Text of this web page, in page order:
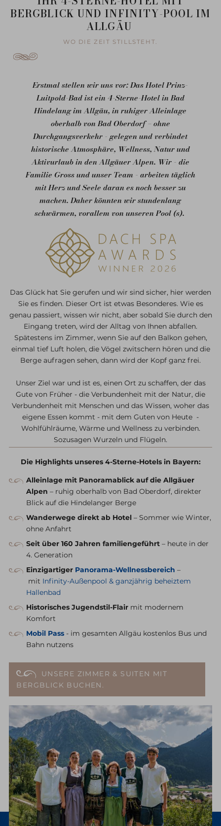
BERGBLICK UND INFINITY-POOL IM
ALLGÄU
WO DIE ZEIT STILLSTEHT.
Erstmal stellen wir uns vor: Das Hotel Prinz-
Luitpold-Bad ist ein 4-Sterne-Hotel in Bad
Hindelang im Allgäu, in ruhiger Alleinlage
oberhalb von Bad Oberdorf – ohne
Durchgangsverkehr - gelegen und verbindet
historische Atmosphäre, Wellness, Natur und
Aktivurlaub in den Allgäuer Alpen. Wir - die
Familie Gross und unser Team - arbeiten täglich
mit Herz und Seele daran es noch besser zu
machen. Daher könnten wir stundenlang
schwärmen, vorallem von unseren Pool (s).
Das Glück hat Sie gerufen und wir sind sicher, hier werden
Sie es finden. Dieser Ort ist etwas Besonderes. Wie es
genau passiert, wissen wir nicht, aber sobald Sie durch den
Eingang treten, wird der Alltag von Ihnen abfallen.
Spätestens im Zimmer, wenn Sie auf den Balkon gehen,
einmal tief Luft holen, die Vögel zwitschern hören und die
Berge aufragen sehen, dann wird der Kopf ganz frei.
Unser Ziel war und ist es, einen Ort zu schaffen, der das
Gute von Früher - die Verbundenheit mit der Natur, die
Verbundenheit mit Menschen und das Wissen, woher das
eigene Essen kommt - mit dem Guten von Heute -
Wohlfühlräume, Wärme und Wellness zu verbinden.
Sozusagen Wurzeln und Flügeln.
Die Highlights unseres 4-Sterne-Hotels in Bayern:
Alleinlage mit Panoramablick auf die Allgäuer
Alpen – ruhig oberhalb von Bad Oberdorf, direkter
Blick auf die Hindelanger Berge
Wanderwege direkt ab Hotel – Sommer wie Winter,
ohne Anfahrt
Seit über 160 Jahren familiengeführt – heute in der
4. Generation
Einzigartiger Panorama-Wellnessbereich –
mit Infinity-Außenpool & ganzjährig beheiztem
Hallenbad
Historisches Jugendstil-Flair mit modernem
Komfort
Mobil Pass - im gesamten Allgäu kostenlos Bus und
Bahn nutzens
UNSERE ZIMMER & SUITEN MIT
BERGBLICK BUCHEN.